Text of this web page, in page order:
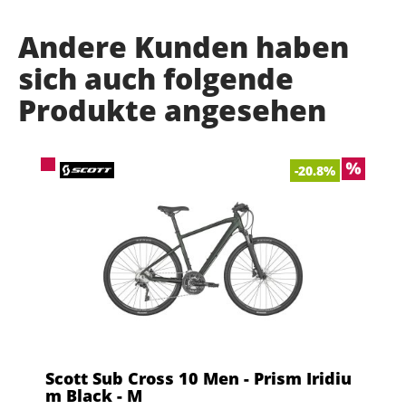
Andere Kunden haben
sich auch folgende
Produkte angesehen
-20.8%
Scott Sub Cross 10 Men - Prism Iridiu
m Black - M